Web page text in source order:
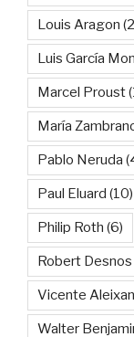
Louis Aragon
Luis García
Marcel Proust
María
Pablo Neruda
Paul Eluard (10)
Philip Roth (6)
Robert Desnos
Vicente
Walter